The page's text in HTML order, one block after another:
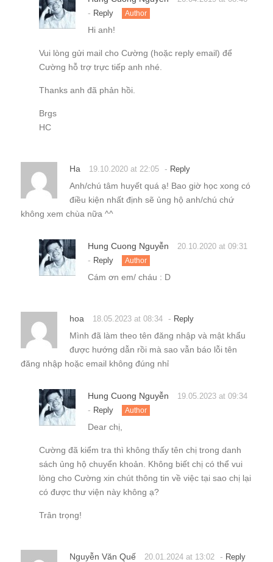
- Reply Author
Hi anh!
Vui lòng gửi mail cho Cường (hoặc reply email) để
Cường hỗ trợ trực tiếp anh nhé.
Thanks anh đã phản hồi.
Brgs
HC
Ha 19.10.2020 at 22:05 - Reply
Anh/chú tâm huyết quá ạ! Bao giờ học xong có
điều kiện nhất định sẽ ủng hộ anh/chú chứ
không xem chùa nữa ^^
Hung Cuong Nguyễn 20.10.2020 at 09:31
- Reply Author
Cám ơn em/ cháu : D
hoa 18.05.2023 at 08:34 - Reply
Mình đã làm theo tên đăng nhập và mật khẩu
được hướng dẫn rồi mà sao vẫn báo lỗi tên
đăng nhập hoặc email không đúng nhỉ
Hung Cuong Nguyễn 19.05.2023 at 09:34
- Reply Author
Dear chị,
Cường đã kiểm tra thì không thấy tên chị trong danh
sách ủng hộ chuyển khoản. Không biết chị có thể vui
lòng cho Cường xin chút thông tin về việc tại sao chị lại
có được thư viện này không ạ?
Trân trọng!
Nguyễn Văn Quế 20.01.2024 at 13:02 - Reply